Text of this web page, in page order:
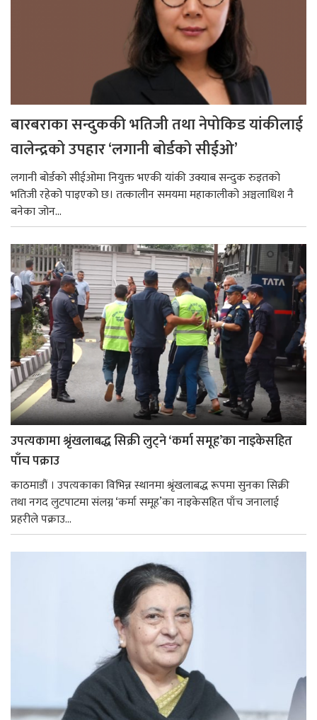
बारबराका सन्दुककी भतिजी तथा नेपोकिड यांकीलाई
वालेन्द्रको उपहार ‘लगानी बोर्डको सीईओ’
लगानी बोर्डको सीईओमा नियुक्त भएकी यांकी उक्याब सन्दुक रुइतको
भतिजी रहेको पाइएको छ। तत्कालीन समयमा महाकालीको अञ्चलाधिश नै
बनेका जोन...
उपत्यकामा श्रृंखलाबद्ध सिक्री लुट्ने ‘कर्मा समूह’का नाइकेसहित
पाँच पक्राउ
काठमाडौं । उपत्यकाका विभिन्न स्थानमा श्रृंखलाबद्ध रूपमा सुनका सिक्री
तथा नगद लुटपाटमा संलग्न ‘कर्मा समूह’का नाइकेसहित पाँच जनालाई
प्रहरीले पक्राउ...